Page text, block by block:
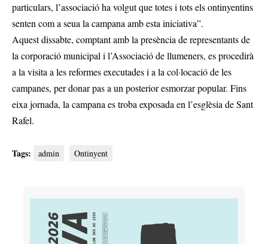
particulars, l’associació ha volgut que totes i tots els ontinyentins
senten com a seua la campana amb esta iniciativa”.
Aquest dissabte, comptant amb la presència de representants de
la corporació municipal i l’Associació de llumeners, es procedirà
a la visita a les reformes executades i a la col·locació de les
campanes, per donar pas a un posterior esmorzar popular. Fins
eixa jornada, la campana es troba exposada en l’esglèsia de Sant
Rafel.
Tags: admin Ontinyent